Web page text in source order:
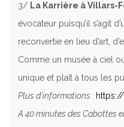
3/ La Karrière à Villars-
évocateur puisqu’il s’agit
reconvertie en lieu d’art,
Comme un musée à ciel
unique et plaît à tous les
Plus d’informations :
A 40 minutes des Cabottes